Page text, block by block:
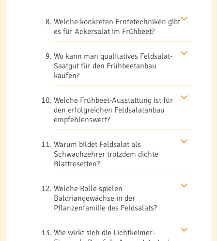
Welche konkreten Erntetechniken gibt
es für Ackersalat im Frühbeet?
Wo kann man qualitatives Feldsalat-
Saatgut für den Frühbeetanbau
kaufen?
Welche Frühbeet-Ausstattung ist für
den erfolgreichen Feldsalatanbau
empfehlenswert?
Warum bildet Feldsalat als
Schwachzehrer trotzdem dichte
Blattrosetten?
Welche Rolle spielen
Baldriangewächse in der
Pflanzenfamilie des Feldsalats?
Wie wirkt sich die Lichtkeimer-